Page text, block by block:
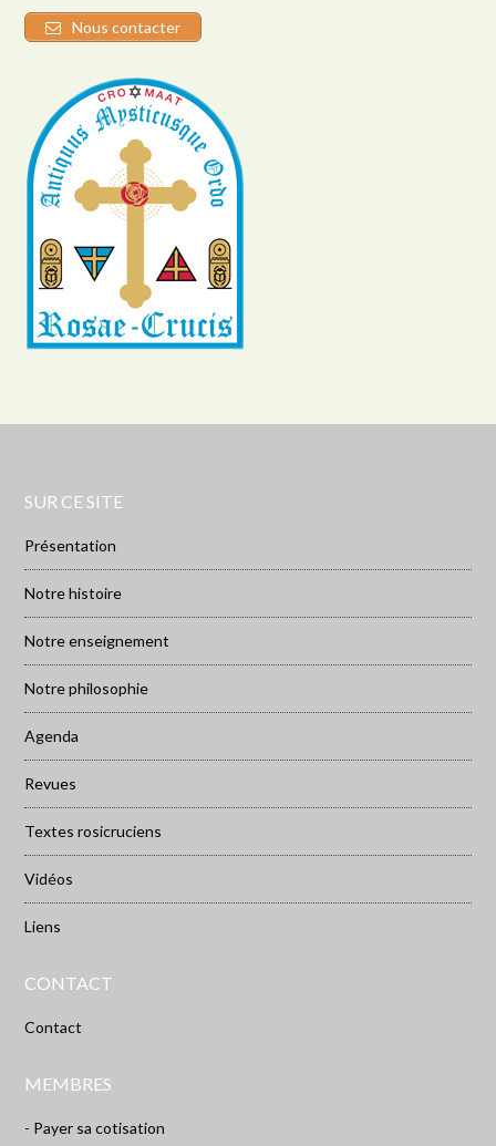
Nous contacter
SUR CE SITE
Présentation
Notre histoire
Notre enseignement
Notre philosophie
Agenda
Revues
Textes rosicruciens
Vidéos
Liens
CONTACT
Contact
MEMBRES
- Payer sa cotisation